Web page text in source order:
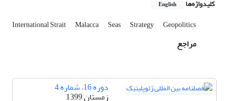
کلیدواژه‌ها English
International Strait Malacca Seas Strategy Geopolitics
مراجع
دوره 16، شماره 4
زمستان 1399